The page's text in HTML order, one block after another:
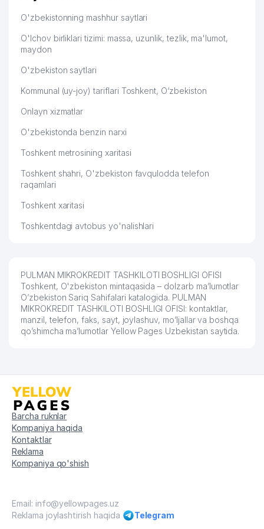
47
INTERNATIONAL VAKOLATXONA
983 м
O'zbekistonning mashhur saytlari
O'lchov birliklari tizimi: massa, uzunlik, tezlik, ma'lumot,
maydon
O'zbekiston saytlari
Kommunal (uy-joy) tariflari Toshkent, O‘zbekiston
Onlayn xizmatlar
O'zbekistonda benzin narxi
Toshkent metrosining xaritasi
Toshkent shahri, O'zbekiston favqulodda telefon
raqamlari
Toshkent xaritasi
Toshkentdagi avtobus yo'nalishlari
PULMAN MIKROKREDIT TASHKILOTI BOSHLIGI OFISI
Toshkent, O'zbekiston mintaqasida – dolzarb ma’lumotlar
O’zbekiston Sariq Sahifalari katalogida. PULMAN
MIKROKREDIT TASHKILOTI BOSHLIGI OFISI: kontaktlar,
manzil, telefon, faks, sayt, joylashuv, mo’ljallar va boshqa
qo’shimcha ma’lumotlar Yellow Pages Uzbekistan saytida.
Barcha ruknlar
Kompaniya haqida
Kontaktlar
Reklama
Kompaniya qo'shish
Email: info@yellowpages.uz
Reklama joylashtirish haqida
Telegram